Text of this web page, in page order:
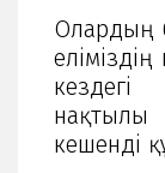
Олардың
еліміздің
нақтылы
кешенді